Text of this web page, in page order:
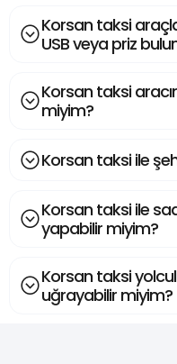
Korsan taksi
USB veya priz
Korsan taksi
miyim?
Korsan taksi ile
Korsan taksi ile
yapabilir miyim?
Korsan taksi
uğrayabilir miyim?